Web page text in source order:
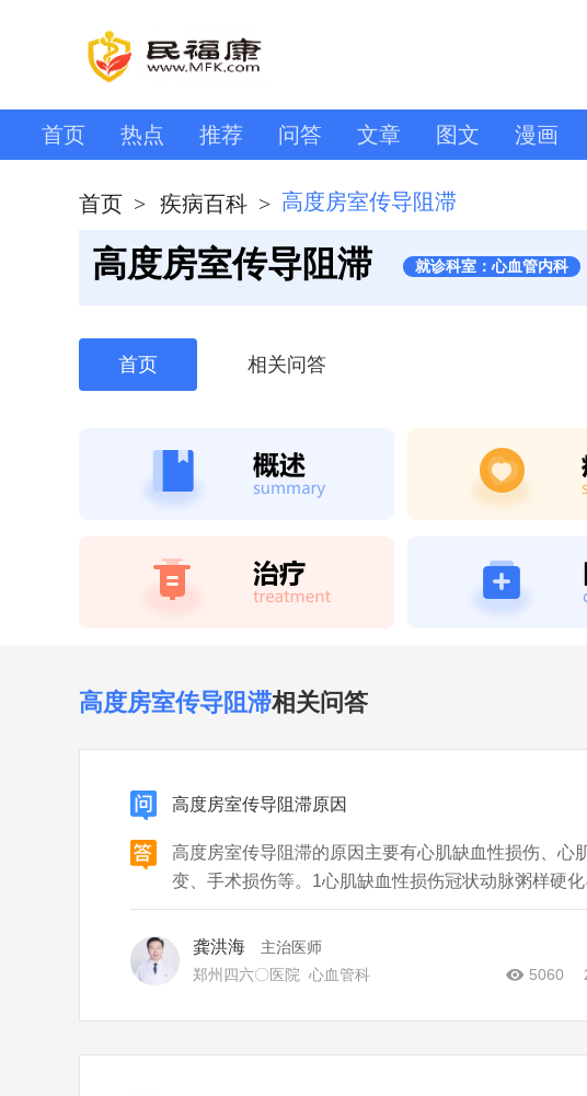
首页 热点 推荐 问答 文章 图文 漫画
首页 > 疾病百科 > 高度房室传导阻滞
高度房室传导阻滞 就诊科室：心血管内科
首页 相关问答
高度房室传导阻滞相关问答
高度房室传导阻滞原因
高度房室传导阻滞的原因主要有心肌缺血性损伤、心
变、手术损伤等。1心肌缺血性损伤冠状动脉粥样硬
血缺氧，如果缺血区域累及房室结或房室束，电信号
长期缺血还可能引发心肌纤维化，加重传导障碍。2心
变病毒性、细菌性或风湿性心肌炎可
龚洪海
主治医师
5060
郑州四六〇医院 心血管科